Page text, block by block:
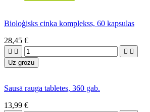
Bioloģisks cinka komplekss, 60 kapsulas
28,45 €
   
Uz grozu
Sausā rauga tabletes, 360 gab.
13,99 €